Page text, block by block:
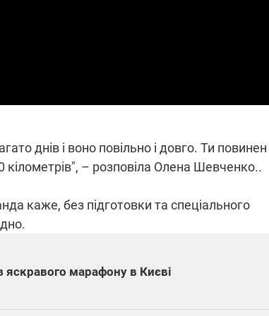
днів і воно повільно і довго. Ти повинен
кілометрів", – розповіла Олена Шевченко..
каже, без підготовки та спеціального
марафону в Києві